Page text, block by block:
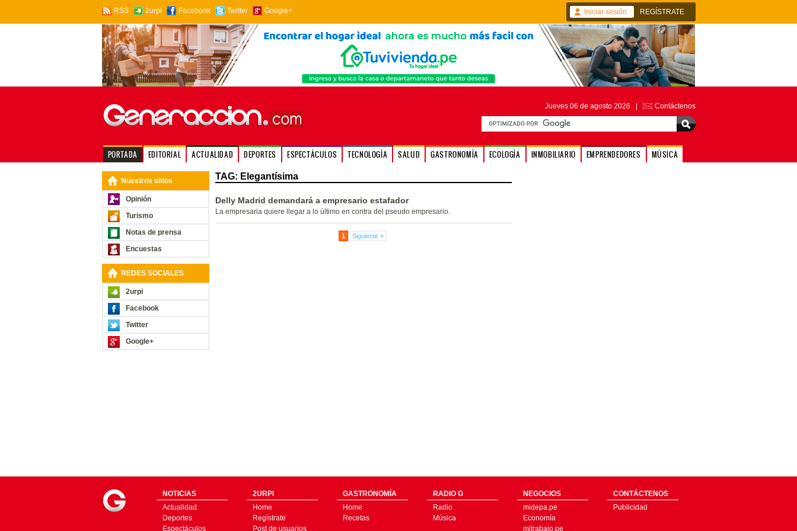
RSS 2urpi Facebook Twitter Google+ Iniciar sesión REGÍSTRATE
Jueves 06 de agosto 2026 | Contáctenos
PORTADA EDITORIAL ACTUALIDAD DEPORTES ESPECTÁCULOS TECNOLOGÍA SALUD GASTRONOMÍA ECOLOGÍA INMOBILIARIO EMPRENDEDORES MÚSICA
Nuestros sitios
Opinión
Turismo
Notas de prensa
Encuestas
REDES SOCIALES
2urpi
Facebook
Twitter
Google+
TAG: Elegantísima
Delly Madrid demandará a empresario estafador
La empresaria quiere llegar a lo último en contra del pseudo empresario.
1 Siguiente »
NOTICIAS
Actualidad
Deportes
Espectáculos
2URPI
Home
Regístrate
Post de usuarios
GASTRONOMÍA
Home
Recetas
RADIO G
Radio
Música
NEGOCIOS
midepa.pe
Economía
mitrabajo.pe
CONTÁCTENOS
Publicidad